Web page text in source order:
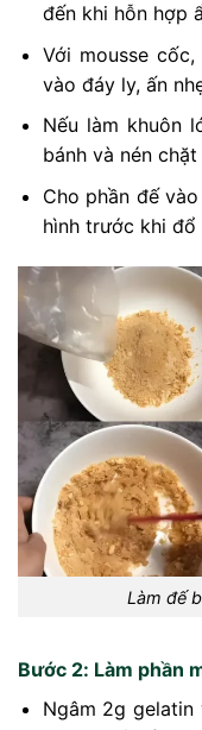
đến khi hỗn hợp
Với mousse
vào đáy ly, ấn
Nếu làm khuôn
bánh và nén
Cho phần đế
hình trước khi đổ
Làm đế
Bước 2: Làm phần
Ngâm 2g gelatin